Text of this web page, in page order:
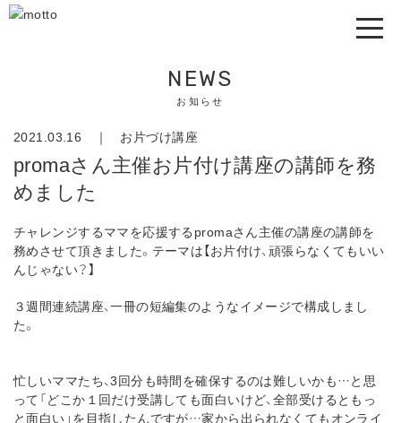
NEWS
お知らせ
2021.03.16 ｜ お片づけ講座
promaさん主催お片付け講座の講師を務
めました
チャレンジするママを応援するpromaさん主催の講座の講師を
務めさせて頂きました。テーマは【お片付け、頑張らなくてもいい
んじゃない？】
３週間連続講座、一冊の短編集のようなイメージで構成しまし
た。
忙しいママたち、3回分も時間を確保するのは難しいかも…と思
って「どこか１回だけ受講しても面白いけど、全部受けるともっ
と面白い」を目指したんですが…家から出られなくてもオンライ